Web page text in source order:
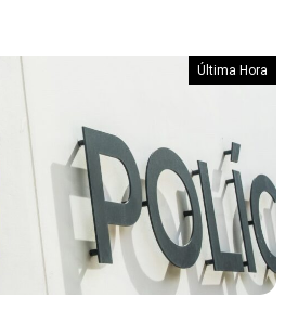
Última Hora